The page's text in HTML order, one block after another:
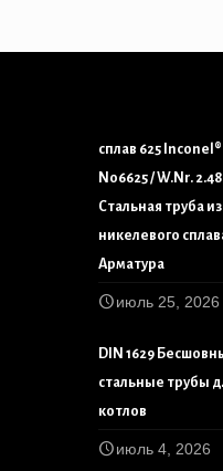
сплав 625
N06625 / W.Nr.
Стальная труба из
никелевого
Арматура
июль 25, 2026
DIN 1629
стальные трубы
котлов
июль 4, 2026